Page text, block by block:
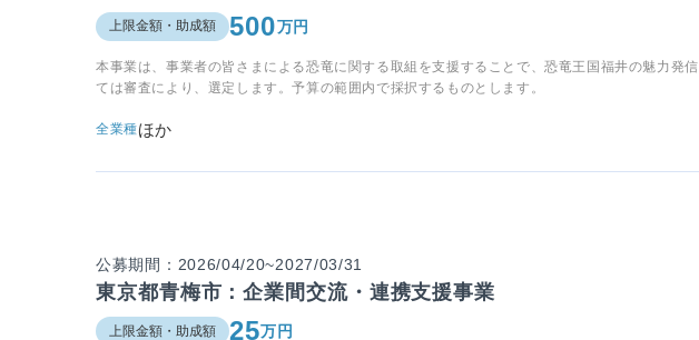
上限金額・助成額 500万円
本事業は、事業者の皆さまによる恐竜に関する取組を支援することで、恐竜王国福井の魅力発
ては審査により、選定します。予算の範囲内で採択するものとします。
全業種ほか
公募期間：2026/04/20~2027/03/31
東京都青梅市：企業間交流・連携支援事業
上限金額・助成額 25万円